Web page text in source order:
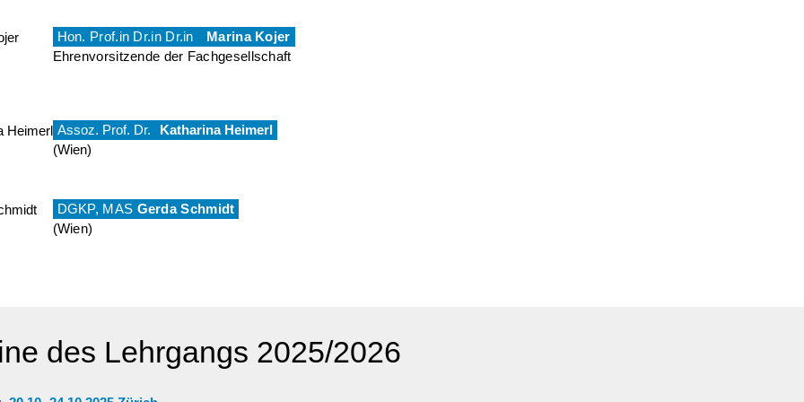
Hon. Prof.in Dr.in Dr.in
Marina Kojer
Ehrenvorsitzende der Fachgesellschaft
Assoz. Prof. Dr.
Katharina Heimerl
(Wien)
DGKP, MAS Gerda Schmidt
(Wien)
des Lehrgangs 2025/2026